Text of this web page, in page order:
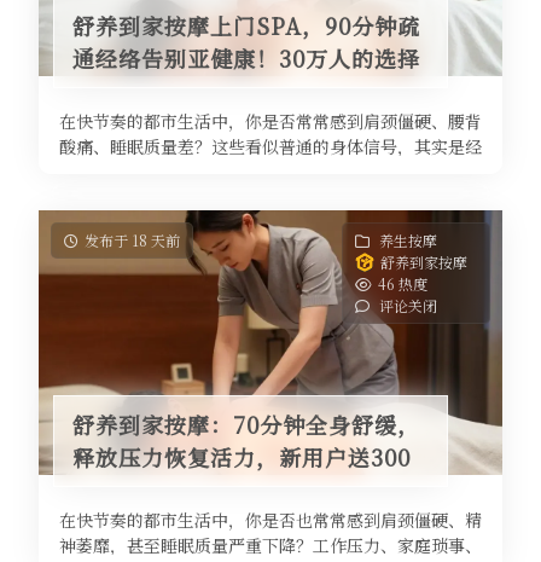
舒养到家按摩上门SPA，90分钟疏
通经络告别亚健康！30万人的选择
在快节奏的都市生活中，你是否常常感到肩颈僵硬、腰背
酸痛、睡眠质量差？这些看似普通的身体信号，其实是经
发布于 18 天前
养生按摩
舒养到家按摩
46 热度
评论关闭
舒养到家按摩：70分钟全身舒缓，
释放压力恢复活力，新用户送300
在快节奏的都市生活中，你是否也常常感到肩颈僵硬、精
神萎靡，甚至睡眠质量严重下降？工作压力、家庭琐事、